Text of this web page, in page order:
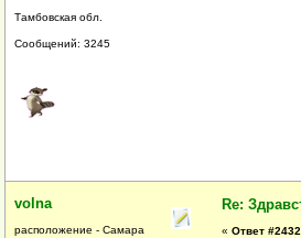
Тамбовская обл.
Сообщений: 3245
volna
расположение - Самара
Re:
« Ответ